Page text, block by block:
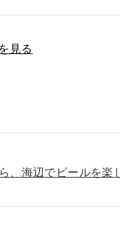
見る
、海辺でビールを楽